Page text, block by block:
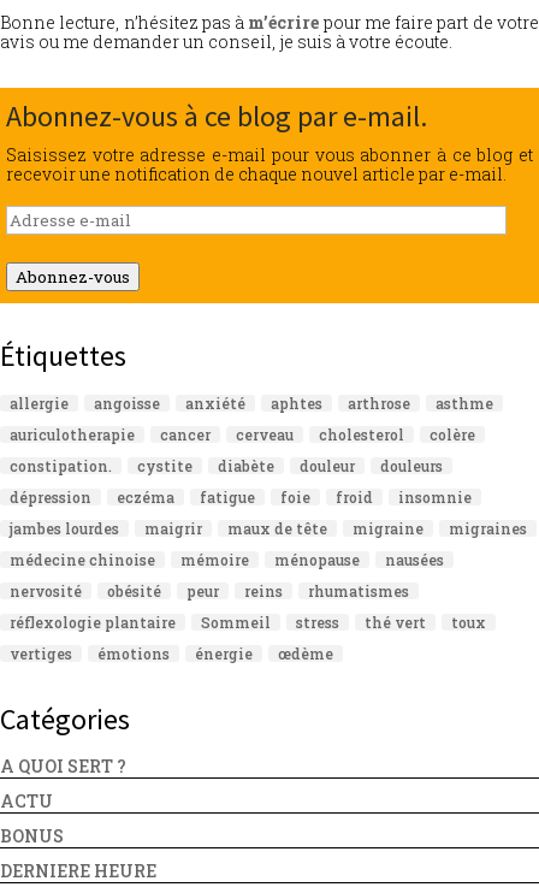
Bonne lecture, n’hésitez pas à m’écrire pour me faire part de votre
avis ou me demander un conseil, je suis à votre écoute.
Abonnez-vous à ce blog par e-mail.
Saisissez votre adresse e-mail pour vous abonner à ce blog et
recevoir une notification de chaque nouvel article par e-mail.
Adresse
e-
mail
Abonnez-vous
Étiquettes
allergie angoisse anxiété aphtes arthrose
asthme
auriculotherapie
cancer cerveau cholesterol
colère
constipation.
cystite diabète douleur
douleurs
dépression
eczéma fatigue foie froid
insomnie
jambes lourdes
maigrir maux de tête migraine
migraines
médecine chinoise
mémoire ménopause
nausées
nervosité
obésité peur reins
rhumatismes
réflexologie plantaire
Sommeil stress thé vert
toux
vertiges
émotions énergie œdème
Catégories
A QUOI SERT ?
ACTU
BONUS
DERNIERE HEURE